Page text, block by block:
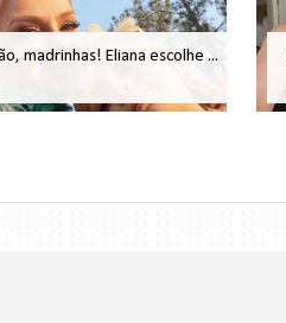
madrinhas! Eliana escolhe ...